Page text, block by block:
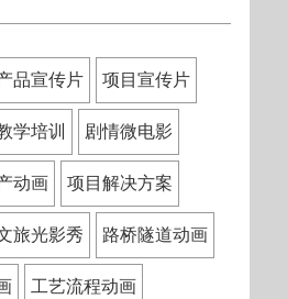
品宣传片 项目宣传片
学培训 剧情微电影
动画 项目解决方案
旅光影秀 路桥隧道动画
工艺流程动画